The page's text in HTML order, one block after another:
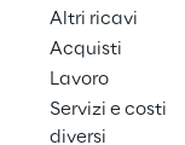
Altri ricavi
Acquisti
Lavoro
Servizi e costi
diversi